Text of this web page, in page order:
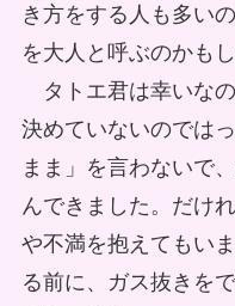
き方をする人も多い
を大人と呼ぶのかも
タトエ君は幸いな
決めていないのでは
まま」を言わないで
んできました。だけ
や不満を抱えてもい
る前に、ガス抜きを